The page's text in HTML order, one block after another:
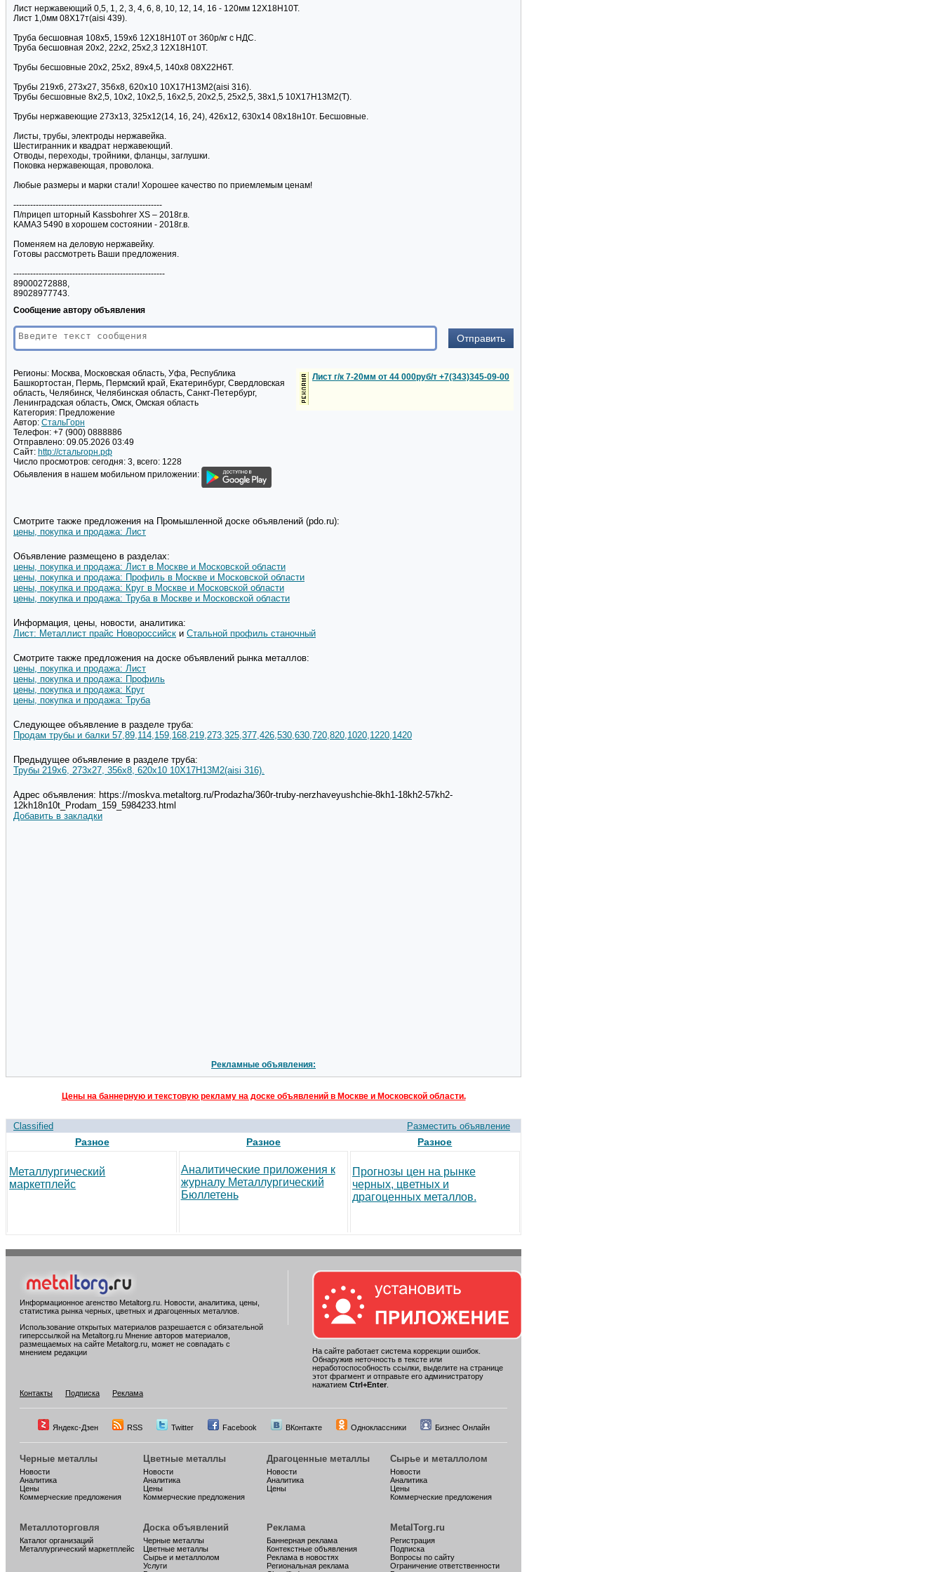
Лист нержавеющий 0,5, 1, 2, 3, 4, 6, 8, 10, 12, 14, 16 - 120мм 12Х18Н10Т.
Лист 1,0мм 08Х17т(aisi 439).
Труба бесшовная 108х5, 159х6 12Х18Н10Т от 360р/кг с НДС.
Труба бесшовная 20х2, 22х2, 25х2,3 12Х18Н10Т.
Трубы бесшовные 20х2, 25х2, 89х4,5, 140х8 08Х22Н6Т.
Трубы 219х6, 273х27, 356х8, 620х10 10Х17Н13М2(aisi 316).
Трубы бесшовные 8х2,5, 10х2, 10х2,5, 16х2,5, 20х2,5, 25х2,5, 38х1,5 10Х17Н13М2(Т).
Трубы нержавеющие 273х13, 325х12(14, 16, 24), 426х12, 630х14 08х18н10т. Бесшовные.
Листы, трубы, электроды нержавейка.
Шестигранник и квадрат нержавеющий.
Отводы, переходы, тройники, фланцы, заглушки.
Поковка нержавеющая, проволока.
Любые размеры и марки стали! Хорошее качество по приемлемым ценам!
-----------------------------------------------------
П/прицеп шторный Kassbohrer XS – 2018г.в.
КАМАЗ 5490 в хорошем состоянии - 2018г.в.
Поменяем на деловую нержавейку.
Готовы рассмотреть Ваши предложения.
------------------------------------------------------
89000272888,
89028977743.
Сообщение автору объявления
Регионы: Москва, Московская область, Уфа, Республика
Башкортостан, Пермь, Пермский край, Екатеринбург, Свердловская
область, Челябинск, Челябинская область, Санкт-Петербург,
Ленинградская область, Омск, Омская область
Категория: Предложение
Автор: СтальГорн
Телефон: +7 (900) 0888886
Отправлено: 09.05.2026 03:49
Сайт: http://стальгорн.рф
Число просмотров: сегодня: 3, всего: 1228
Обьявления в нашем мобильном приложении:
Лист г/к 7-20мм от 44 000руб/т +7(343)345-09-00
Смотрите также предложения на Промышленной доске объявлений (pdo.ru):
цены, покупка и продажа: Лист
Объявление размещено в разделах:
цены, покупка и продажа: Лист в Москве и Московской области
цены, покупка и продажа: Профиль в Москве и Московской области
цены, покупка и продажа: Круг в Москве и Московской области
цены, покупка и продажа: Труба в Москве и Московской области
Информация, цены, новости, аналитика:
Лист: Металлист прайс Новороссийск и Стальной профиль станочный
Смотрите также предложения на доске объявлений рынка металлов:
цены, покупка и продажа: Лист
цены, покупка и продажа: Профиль
цены, покупка и продажа: Круг
цены, покупка и продажа: Труба
Следующее объявление в разделе труба:
Продам трубы и балки 57,89,114,159,168,219,273,325,377,426,530,630,720,820,1020,1220,1420
Предыдущее объявление в разделе труба:
Трубы 219х6, 273х27, 356х8, 620х10 10Х17Н13М2(aisi 316).
Адрес объявления: https://moskva.metaltorg.ru/Prodazha/360r-truby-nerzhaveyushchie-8kh1-18kh2-57kh2-
12kh18n10t_Prodam_159_5984233.html
Добавить в закладки
Рекламные объявления:
Цены на баннерную и текстовую рекламу на доске объявлений в Москве и Московской области.
Classified Разместить объявление
Разное
Металлургический
маркетплейс
Разное
Аналитические приложения к
журналу Металлургический
Бюллетень
Разное
Прогнозы цен на рынке
черных, цветных и
драгоценных металлов.
Информационное агенство Metaltorg.ru. Новости, аналитика, цены,
статистика рынка черных, цветных и драгоценных металлов.
Использование открытых материалов разрешается с обязательной
гиперссылкой на Metaltorg.ru Мнение авторов материалов,
размещаемых на сайте Metaltorg.ru, может не совпадать с
мнением редакции
На сайте работает система коррекции ошибок.
Обнаружив неточность в тексте или
неработоспособность ссылки, выделите на странице
этот фрагмент и отправьте его администратору
нажатием Ctrl+Enter
Контакты
Подписка Реклама
Яндекс-Дзен RSS Twitter Facebook ВКонтакте Одноклассники Бизнес Онлайн
Черные металлы
Новости
Аналитика
Цены
Коммерческие предложения
Цветные металлы
Новости
Аналитика
Цены
Коммерческие предложения
Драгоценные металлы
Новости
Аналитика
Цены
Сырье и металлолом
Новости
Аналитика
Цены
Коммерческие предложения
Металлоторговля
Каталог организаций
Металлургический маркетплейс
Доска объявлений
Черные металлы
Цветные металлы
Сырье и металлолом
Услуги
Реклама
Баннерная реклама
Контекстные объявления
Реклама в новостях
Региональная реклама
MetalTorg.ru
Регистрация
Подписка
Вопросы по сайту
Ограничение ответственности